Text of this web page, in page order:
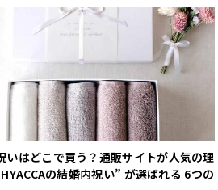
いはどこで買う？通販サイトが人気の理
の結婚内祝い” が選ばれる 6つの